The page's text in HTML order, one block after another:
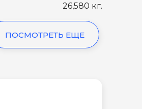
26,580 кг.
ПОСМОТРЕТЬ ЕЩЕ